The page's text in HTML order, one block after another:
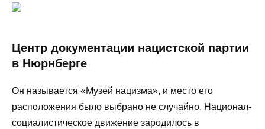
Центр документации нацистской партии
в Нюрнберге
Он называется «Музей нацизма», и место его
расположения было выбрано не случайно. Национал-
социалистическое движение зародилось в